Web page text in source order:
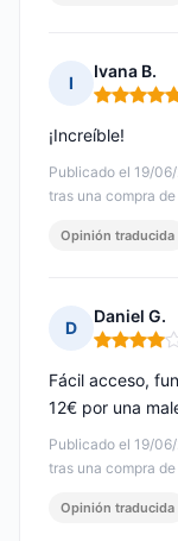
I
Ivana B.
Nota: 5 de
Publicado el 19/
tras una compra
¡Increíble!
Opinión traducida
D
Daniel G.
Nota: 4 de
Publicado el 19/
tras una compra
Fácil acceso,
12€ por una
Opinión traducida